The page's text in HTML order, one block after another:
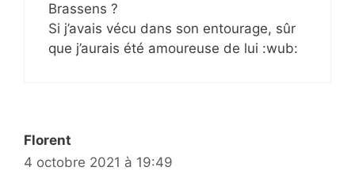
Brassens ?
Si j’avais vécu dans son entourage, sûr
que j’aurais été amoureuse de lui :wub:
Florent
4 octobre 2021 à 19:49